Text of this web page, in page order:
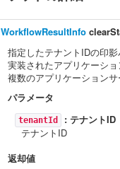
WorkflowResultInfo
指定したテナントIDの印
実装されたアプリケーシ
複数のアプリケーション
パラメータ
tenantId : テナントID
テナントID
返却値